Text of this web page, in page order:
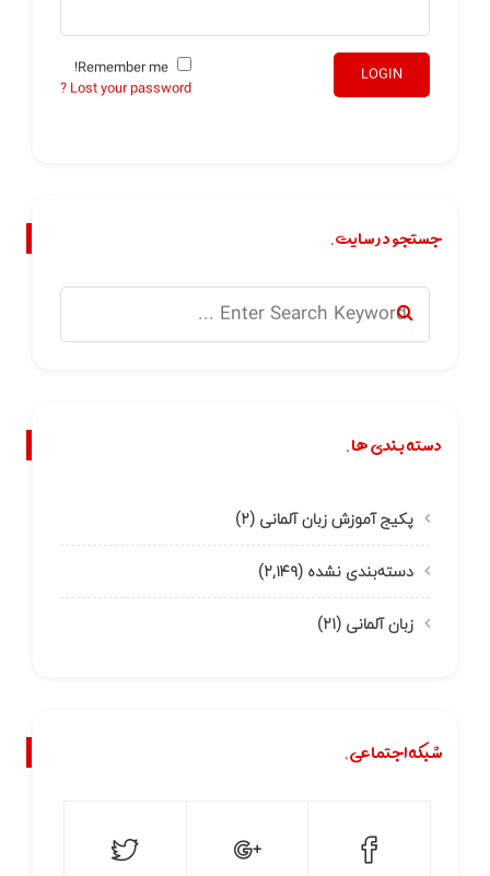
LOGIN
Lost your password ?
جستجو در سایت.
دسته بندی ها.
پکیج آموزش زبان آلمانی (۲)
دسته‌بندی نشده (۲,۱۴۹)
زبان آلمانی (۲۱)
شبکه اجتماعی.